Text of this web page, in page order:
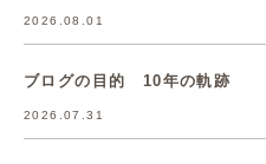
2026.08.01
ブログの目的 10年の軌跡
2026.07.31